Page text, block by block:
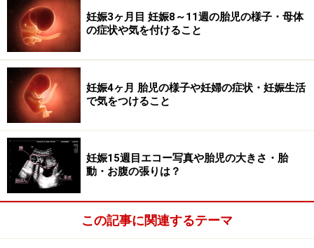
妊娠3ヶ月目 妊娠8～11週の胎児の様子・母体
の症状や気を付けること
妊娠4ヶ月 胎児の様子や妊婦の症状・妊娠生活
で気をつけること
妊娠15週目エコー写真や胎児の大きさ・胎
動・お腹の張りは？
この記事に関連するテーマ